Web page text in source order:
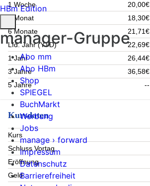
1 Woche
20,00€
1 Monat
18,30€
6 Monate
21,71€
Lfd. Jahr (YTD)
22,69€
1 Jahr
26,44€
3 Jahre
36,58€
5 Jahre
--
Kursdaten
Kurs
Schluss Vortag
Eröffnung
Geld
HBm Edition
manager-Gruppe
Abo mm
Abo HBm
Shop
SPIEGEL
BuchMarkt
Werbung
Jobs
manage › forward
Impressum
Datenschutz
Barrierefreiheit